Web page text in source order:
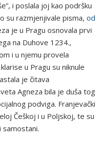
i poslala joj kao podršku
su razmjenjivale pisma, od
je u Pragu osnovala prvi
na Duhove 1234.,
i u njemu provela
u Pragu su niknule
je čitava
Agneza bila je duša tog
podviga. Franjevački
Češkoj i u Poljskoj, te su
samostani.